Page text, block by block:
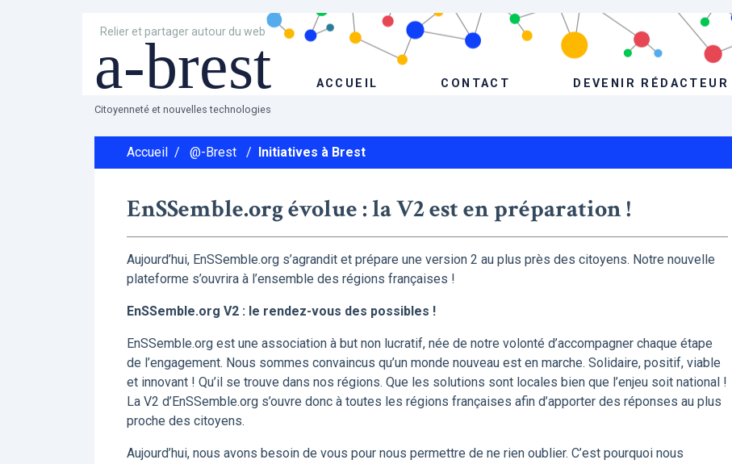
Relier et partager autour du web
a-brest ACCUEIL CONTACT DEVENIR RÉDACTEUR
Citoyenneté et nouvelles technologies
Accueil / @-Brest / Initiatives à Brest
EnSSemble.org évolue : la V2 est en préparation !
Aujourd’hui, EnSSemble.org s’agrandit et prépare une version 2 au plus près des citoyens. Notre nouvelle
plateforme s’ouvrira à l’ensemble des régions françaises !
EnSSemble.org V2 : le rendez-vous des possibles !
EnSSemble.org est une association à but non lucratif, née de notre volonté d’accompagner chaque étape
de l’engagement. Nous sommes convaincus qu’un monde nouveau est en marche. Solidaire, positif, viable
et innovant ! Qu’il se trouve dans nos régions. Que les solutions sont locales bien que l’enjeu soit national !
La V2 d’EnSSemble.org s’ouvre donc à toutes les régions françaises afin d’apporter des réponses au plus
proche des citoyens.
Aujourd’hui, nous avons besoin de vous pour nous permettre de ne rien oublier. C’est pourquoi nous